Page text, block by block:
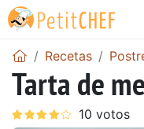
Recetas
Tarta de